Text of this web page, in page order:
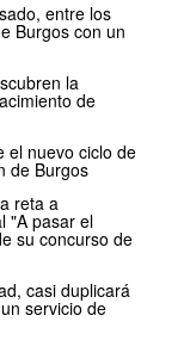
entre los
Burgos con un
la
de
el nuevo ciclo de
de Burgos
reta a
"A pasar el
su concurso de
casi duplicará
servicio de